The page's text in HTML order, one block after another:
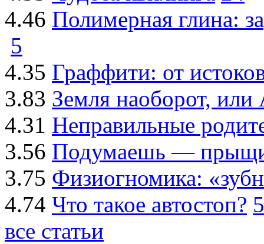
4.46 Полимерная глина:
5
4.35 Граффити: от
3.83 Земля наоборот, или
4.31 Неправильные
3.56 Подумаешь —
3.75 Физиогномика:
4.74 Что такое автостоп? 5
все статьи